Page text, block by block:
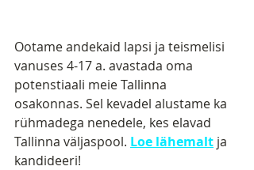
Ootame andekaid lapsi ja teismelisi
vanuses 4-17 a. avastada oma
potenstiaali meie Tallinna
osakonnas. Sel kevadel alustame ka
rühmadega nenedele, kes elavad
Tallinna väljaspool. Loe lähemalt ja
kandideeri!